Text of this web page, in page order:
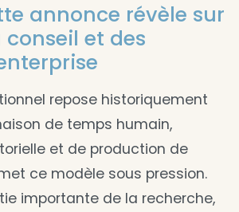
annonce révèle sur
conseil et des
repose historiquement
de temps humain,
et de production de
ce modèle sous pression.
importante de la recherche,